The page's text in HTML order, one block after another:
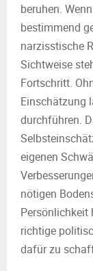
beruhen.
bestimmend
narzisstische
Sichtweise
Fortschritt.
Einschätzung
durchführen.
eigenen
nötigen
Persönlichkeit
richtige
dafür zu